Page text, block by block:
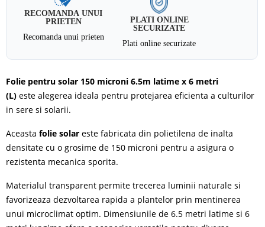
RECOMANDA UNUI
PRIETEN
Recomanda unui prieten
PLATI ONLINE
SECURIZATE
Plati online securizate
Folie pentru solar 150 microni 6.5m latime x 6 metri
(L) este alegerea ideala pentru protejarea eficienta a culturilor
in sere si solarii.
Aceastafolie solar este fabricata din polietilena de inalta
densitate cu o grosime de 150 microni pentru a asigura o
rezistenta mecanica sporita.
Materialul transparent permite trecerea luminii naturale si
favorizeaza dezvoltarea rapida a plantelor prin mentinerea
unui microclimat optim. Dimensiunile de 6.5 metri latime si 6